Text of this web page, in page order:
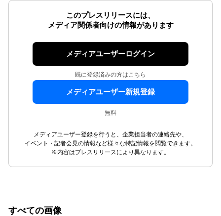
このプレスリリースには、
メディア関係者向けの情報があります
メディアユーザーログイン
既に登録済みの方はこちら
メディアユーザー新規登録
無料
メディアユーザー登録を行うと、企業担当者の連絡先や、
イベント・記者会見の情報など様々な特記情報を閲覧できます。
※内容はプレスリリースにより異なります。
すべての画像